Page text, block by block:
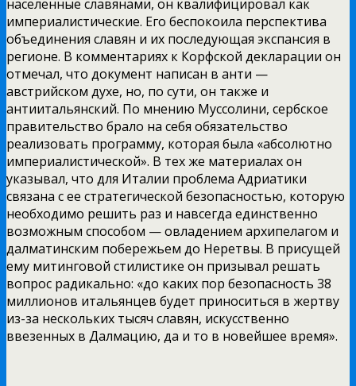
населенные славянами, он квалифицировал как
империалистические. Его беспокоила перспектива
объединения славян и их последующая экспансия в
регионе. В комментариях к Корфской декларации он
отмечал, что документ написан в анти —
австрийском духе, но, по сути, он также и
антиитальянский. По мнению Муссолини, сербское
правительство брало на себя обязательство
реализовать программу, которая была «абсолютно
империалистической». В тех же материалах он
указывал, что для Италии проблема Адриатики
связана с ее стратегической безопасностью, которую
необходимо решить раз и навсегда единственно
возможным способом — овладением архипелагом и
далматинским побережьем до Неретвы. В присущей
ему митинговой стилистике он призывал решать
вопрос радикально: «до каких пор безопасность 38
миллионов итальянцев будет приноситься в жертву
из-за нескольких тысяч славян, искусственно
ввезенных в Далмацию, да и то в новейшее время».